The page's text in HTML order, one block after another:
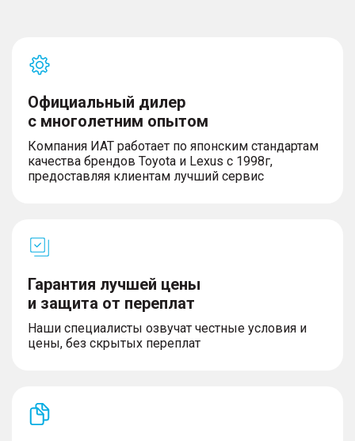
Официальный дилер
с многолетним опытом
Компания ИАТ работает по японским стандартам
качества брендов Toyota и Lexus с 1998г,
предоставляя клиентам лучший сервис
Гарантия лучшей цены
и защита от переплат
Наши специалисты озвучат честные условия и
цены, без скрытых переплат